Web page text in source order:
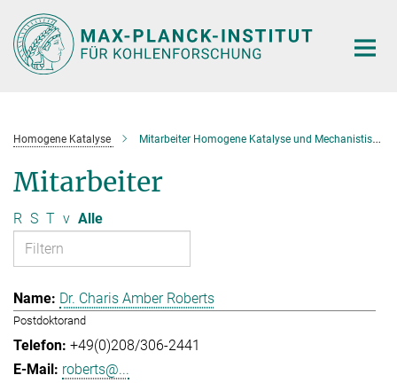
Hauptinhalt
Homogene Katalyse Mitarbeiter Homogene Katalyse und Mechanistische Studien
Mitarbeiter
R S T v Alle
Dr. Charis Amber Roberts
Postdoktorand
+49(0)208/306-2441
roberts@...